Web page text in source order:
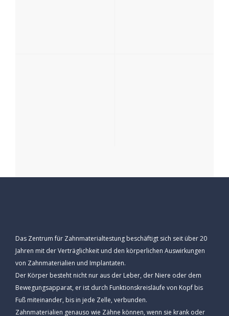
Das Zentrum für Zahnmaterialtestung beschäftigt sich seit über 20
Jahren mit der Verträglichkeit und den körperlichen Auswirkungen
von Zahnmaterialien und Implantaten.
Der Körper besteht nicht nur aus der Leber, der Niere oder dem
Bewegungsapparat, er ist durch Funktionskreisläufe von Kopf bis
Fuß miteinander, bis in jede Zelle, verbunden.
Zahnmaterialien genauso wie Zähne können, wenn sie krank oder